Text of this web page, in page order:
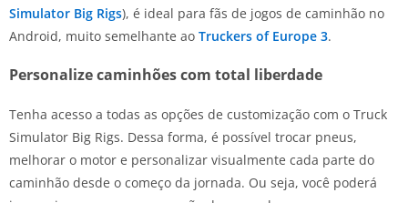
Simulator Big Rigs), é ideal para fãs de jogos de caminhão no
Android, muito semelhante ao Truckers of Europe 3.
Personalize caminhões com total liberdade
Tenha acesso a todas as opções de customização com o Truck
Simulator Big Rigs. Dessa forma, é possível trocar pneus,
melhorar o motor e personalizar visualmente cada parte do
caminhão desde o começo da jornada. Ou seja, você poderá